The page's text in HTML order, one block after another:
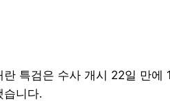
특검은 수사 개시 22일 만에
습니다.